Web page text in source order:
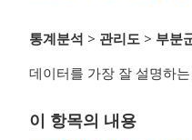
통계분석 > 관리도 > 부분
데이터를 가장 잘 설명하
이 항목의 내용